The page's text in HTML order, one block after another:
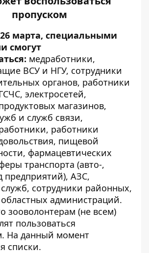
пропуском
26 марта, специальными
смогут
медработники,
ВСУ и НГУ, сотрудники
органов, работники
электросетей,
магазинов,
и служб связи,
работники
пищевой
фармацевтических
транспорта (авто-,
предприятий), АЗС,
сотрудники районных,
администраций.
зооволонтерам (не всем)
пользоваться
На данный момент
списки.